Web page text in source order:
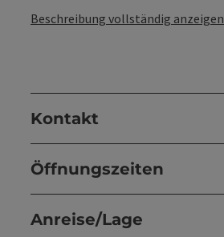
Beschreibung vollständig anzeigen
Kontakt
Öffnungszeiten
Anreise/Lage